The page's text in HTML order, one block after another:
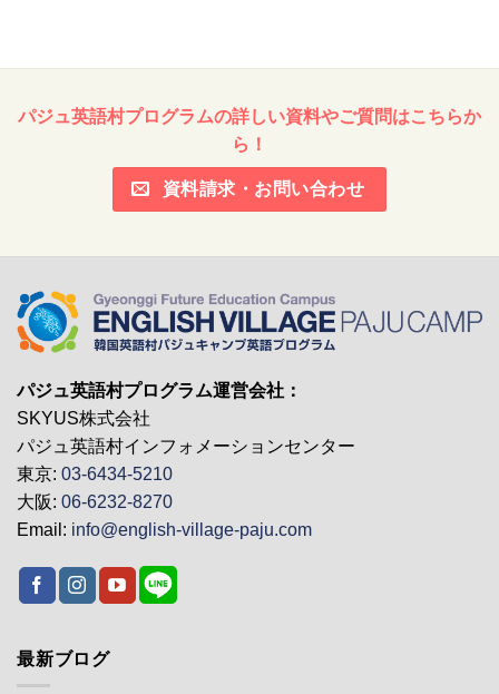
パジュ英語村プログラムの詳しい資料やご質問はこちらか
ら！
資料請求・お問い合わせ
パジュ英語村プログラム運営会社：
SKYUS株式会社
パジュ英語村インフォメーションセンター
東京: 03-6434-5210
大阪: 06-6232-8270
Email: info@english-village-paju.com
最新ブログ